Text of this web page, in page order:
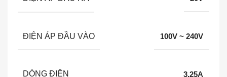
ĐIỆN ÁP ĐẦU VÀO 100V ~ 240V
DÒNG ĐIỆN 3.25A